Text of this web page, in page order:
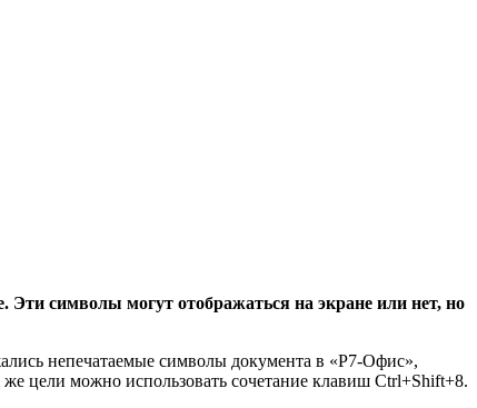
Эти символы могут отображаться на экране или нет, но
непечатаемые символы документа в «Р7-Офис»,
цели можно использовать сочетание клавиш Ctrl+Shift+8.